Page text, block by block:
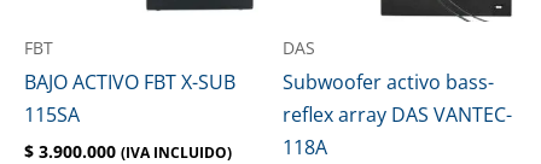
FBT
BAJO ACTIVO FBT X-SUB
115SA
$ 3.900.000 (IVA INCLUIDO)
DAS
Subwoofer activo bass-
reflex array DAS VANTEC-
118A